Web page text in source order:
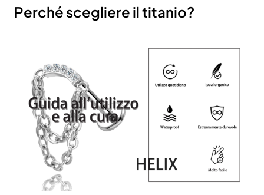
Iscriviti alla nostra newsletter e ottieni uno
sconto del 10%
Rimani aggiornato sulle novità e sulle promozioni iscrivendoti
Perché scegliere il titanio?